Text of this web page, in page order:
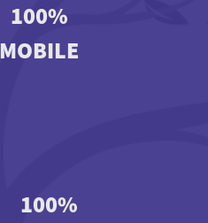
100%
MOBILE
100%